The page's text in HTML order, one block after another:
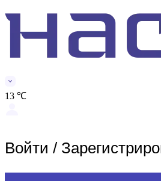
13 ℃
Войти /